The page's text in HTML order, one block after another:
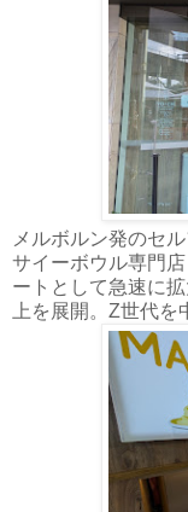
メルボルン発のセ
サイーボウル専門
ートとして急速に
上を展開。Z世代